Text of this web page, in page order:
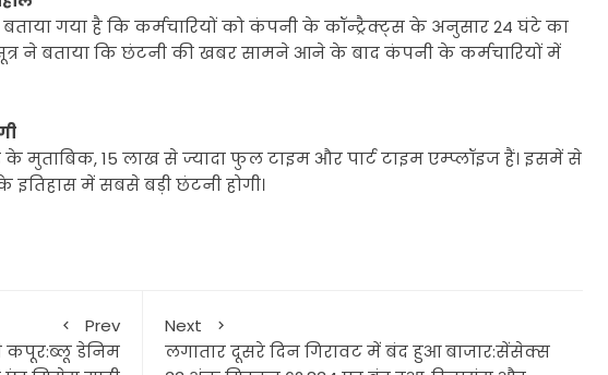
बताया गया है कि कर्मचारियों को कंपनी के कॉन्ट्रैक्ट्स के अनुसार 24 घंटे का
ने बताया कि छंटनी की खबर सामने आने के बाद कंपनी के कर्मचारियों में
15 लाख से ज्यादा फुल टाइम और पार्ट टाइम एम्प्लॉइज हैं। इसमें से
में सबसे बड़ी छंटनी होगी।
Prev
कपूर:ब्लू डेनिम
Next
लगातार दूसरे दिन गिरावट में बंद हुआ बाजार:सेंसेक्स